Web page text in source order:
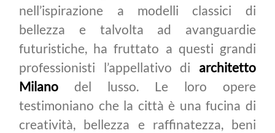
nell’ispirazione a modelli classici di
bellezza e talvolta ad avanguardie
futuristiche, ha fruttato a questi grandi
professionisti l’appellativo di architetto
Milano del lusso. Le loro opere
testimoniano che la città è una fucina di
creatività, bellezza e raffinatezza, beni